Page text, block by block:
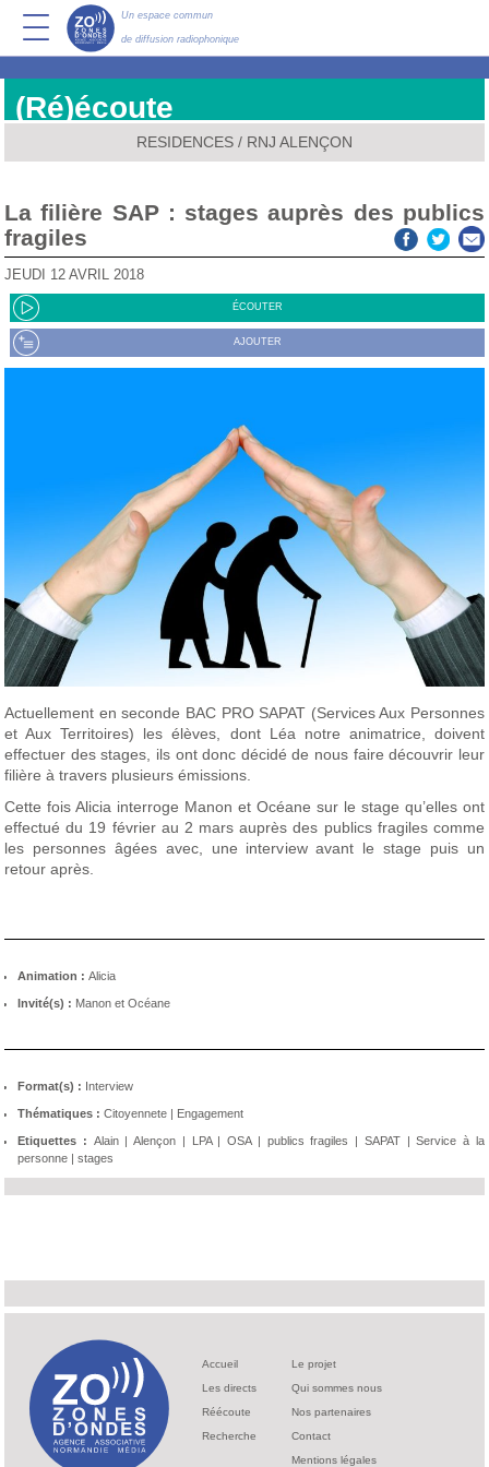
Un espace commun
de diffusion radiophonique
(Ré)écoute
RESIDENCES / RNJ ALENÇON
La filière SAP : stages auprès des publics
fragiles
JEUDI 12 AVRIL 2018
ÉCOUTER
AJOUTER
Actuellement en seconde BAC PRO SAPAT (Services Aux Personnes
et Aux Territoires) les élèves, dont Léa notre animatrice, doivent
effectuer des stages, ils ont donc décidé de nous faire découvrir leur
filière à travers plusieurs émissions.
Cette fois Alicia interroge Manon et Océane sur le stage qu’elles ont
effectué du 19 février au 2 mars auprès des publics fragiles comme
les personnes âgées avec, une interview avant le stage puis un
retour après.
Animation : Alicia
Invité(s) : Manon et Océane
Format(s) : Interview
Thématiques : Citoyennete | Engagement
Etiquettes : Alain|Alençon | LPA|OSA| publics fragiles | SAPAT|Service à la
personne | stages
Accueil
Les directs
Réécoute
Recherche
Le projet
Qui sommes nous
Nos partenaires
Contact
Mentions légales